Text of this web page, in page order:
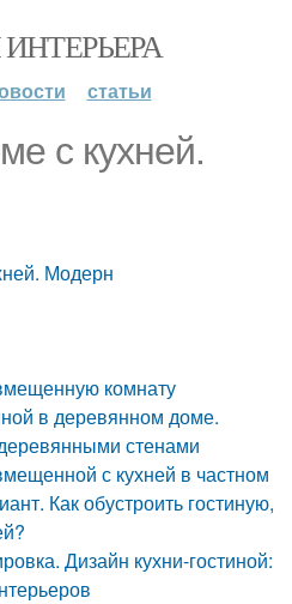
статьи
с кухней.
Модерн
комнату
в деревянном доме.
стенами
с кухней в частном
Как обустроить гостиную,
Дизайн кухни-гостиной: